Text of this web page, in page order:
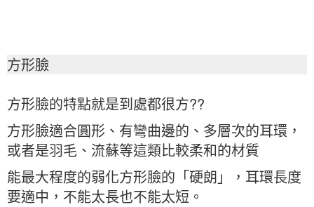
方形臉
方形臉的特點就是到處都很方??
方形臉適合圓形、有彎曲邊的、多層次的耳環，
或者是羽毛、流蘇等這類比較柔和的材質
能最大程度的弱化方形臉的「硬朗」，耳環長度
要適中，不能太長也不能太短。